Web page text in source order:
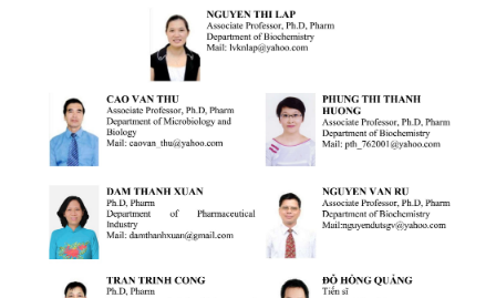
EDUCATION & TRAINING
SCIENTIFIC RESEARCH
INTERNATIONAL COOPERATION